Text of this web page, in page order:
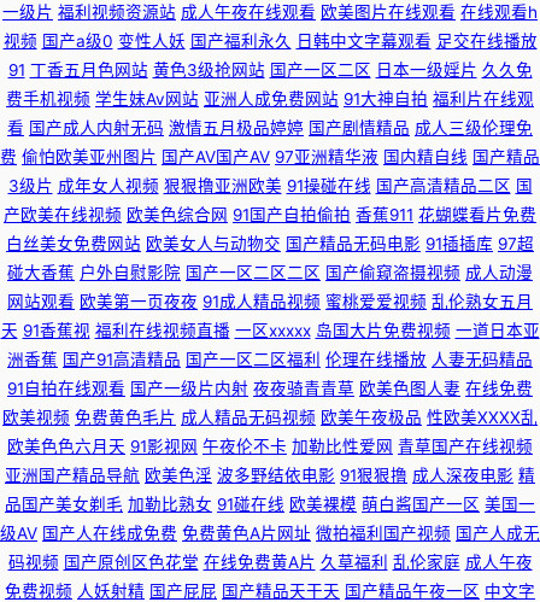
吃瓜AV 91秦先生视频系列 91做爱官方网站 肏屄视屏 不卡AV电影在线 肏屄
视屏 丁香乱轮 国产三级一区二区 久久高潮国产精品 美女视频 日韩AV一区
日韩一级视频 在线影院福利 91视频网站在 草莓视频免费观看 高清成人三级
网址 后入影院 麻豆五月久久 欧美淫乱一二三区 色男人夜天堂av 五月花影院
最新国产伊人久久 91爱爱情色视频 91免费福利在线视频 91网站入口桃色 99
热亚洲福利 超碰97人人操人人摸 福利社伊人 国产黄精品视频 久草资源福利
站 熟女一区二区三区久久 欧美在线视频1 操国产在线 91直接观看网站 91视
频观看 欧美物业精品 青青草超踫 青青草网av黄色在线 熟女一区二区 五月激
情家庭教师婷婷 91香蕉网 www91视频网站 东方色图 日韩网页AV入口 日韩
一级视频 玖玖re热 久久精品中文字幕麻豆 国产精品国产A片视屏 91看片app
一级片 福利视频资源站 成人午夜在线观看 欧美图片在线观看 在线观看h
视频 国产a级0 变性人妖 国产福利永久 日韩中文字幕观看 足交在线播放
91 丁香五月色网站 黄色3级抢网站 国产一区二区 日本一级婬片 久久免
费手机视频 学生妹Av网站 亚洲人成免费网站 91大神自拍 福利片在线观
看 国产成人内射无码 激情五月极品婷婷 国产剧情精品 成人三级伦理免
费 偷怕欧美亚州图片 国产AV国产AV 97亚洲精华液 国内精自线 国产精品
3级片 成年女人视频 狠狠撸亚洲欧美 91操碰在线 国产高清精品二区 国
产欧美在线视频 欧美色综合网 91国产自拍偷拍 香蕉911 花蝴蝶看片免费
白丝美女免费网站 欧美女人与动物交 国产精品无码电影 91插插库 97超
碰大香蕉 户外自慰影院 国产一区二区二区 国产偷窥盗摄视频 成人动漫
网站观看 欧美第一页夜夜 91成人精品视频 蜜桃爱爱视频 乱伦熟女五月
天 91香蕉视 福利在线视频直播 一区xxxxx 岛国大片免费视频 一道日本亚
洲香蕉 国产91高清精品 国产一区二区福利 伦理在线播放 人妻无码精品
91自拍在线观看 国产一级片内射 夜夜骑青青草 欧美色图人妻 在线免费
欧美视频 免费黄色毛片 成人精品无码视频 欧美午夜极品 性欧美ⅩⅩⅩⅩ乱
欧美色色六月天 91影视网 午夜伦不卡 加勒比性爱网 青草国产在线视频
亚洲国产精品导航 欧美色淫 波多野结依电影 91狠狠撸 成人深夜电影 精
品国产美女剃毛 加勒比熟女 91碰在线 欧美裸模 萌白酱国产一区 美国一
级AV 国产人在线成免费 免费黄色A片网址 微拍福利国产视频 国产人成无
码视频 国产原创区色花堂 在线免费黄A片 久草福利 乱伦家庭 成人午夜
免费视频 人妖射精 国产屁屁 国产精品天干天 国产精品午夜一区 中文字